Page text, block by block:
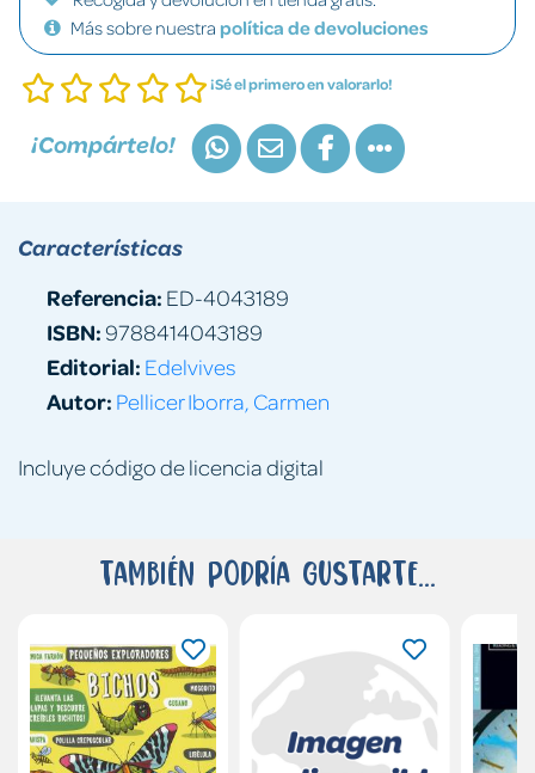
Más sobre nuestra política de devoluciones
¡Sé el primero en valorarlo!
¡Compártelo!
Incluye código de licencia digital
Características
Referencia: ED-4043189
ISBN:9788414043189
Editorial: Edelvives
Autor: Pellicer Iborra, Carmen
También podría gustarte...